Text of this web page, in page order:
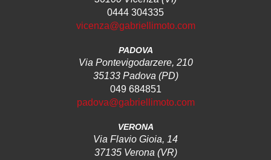
0444 304335
vicenza@gabriellimoto.com
PADOVA
Via Pontevigodarzere, 210
35133 Padova (PD)
049 684851
padova@gabriellimoto.com
VERONA
Via Flavio Gioia, 14
37135 Verona (VR)